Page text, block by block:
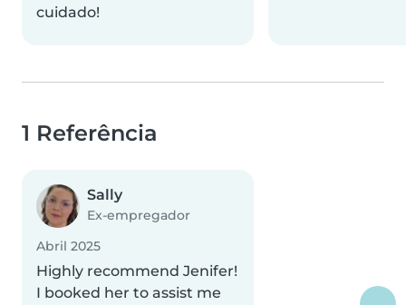
cuidado!
1 Referência
Sally
Ex-empregador
Abril 2025
Highly recommend Jenifer!
I booked her to assist me